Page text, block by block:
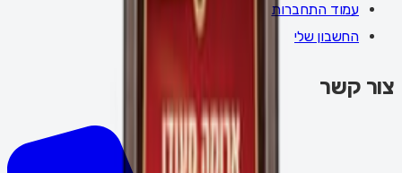
עמוד התחברות
החשבון שלי
צור קשר